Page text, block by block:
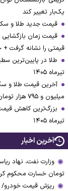
یک‌بار تغییر کند
قیمت جدید طلا و سکه امروز ۲۶
قیمتی را نشانه گرفت
تیرماه ۱۴۰۵
میلیون و ۷۹۵ هزار تومان و سکه ۱۸۸ میلیون و ۵۰۰ هزار تومان شد
تیرماه ۱۴۰۵
آخرین اخبار
تومان خسارت محکوم
ریزش قیمت خودرو/